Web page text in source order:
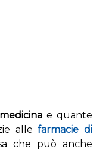
medicina e quante
alle farmacie di
che può anche